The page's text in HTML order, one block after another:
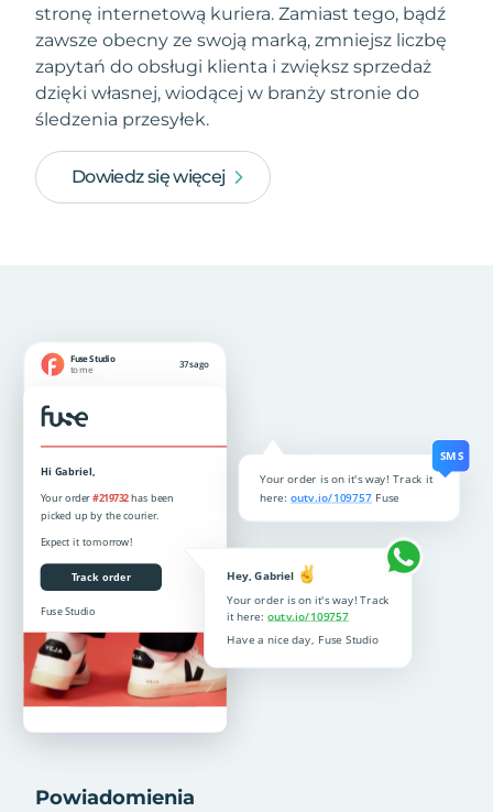
stronę internetową kuriera. Zamiast tego, bądź
zawsze obecny ze swoją marką, zmniejsz liczbę
zapytań do obsługi klienta i zwiększ sprzedaż
dzięki własnej, wiodącej w branży stronie do
śledzenia przesyłek.
Dowiedz się więcej
Powiadomienia